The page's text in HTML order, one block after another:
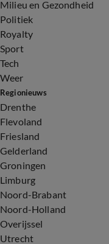
Milieu en Gezondheid
Politiek
Royalty
Sport
Tech
Weer
Regionieuws
Drenthe
Flevoland
Friesland
Gelderland
Groningen
Limburg
Noord-Brabant
Noord-Holland
Overijssel
Utrecht